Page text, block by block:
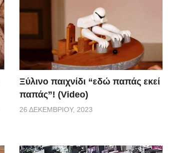
Ξύλινο παιχνίδι “εδώ παπάς εκεί
παπάς”! (Video)
26 ΔΕΚΕΜΒΡΊΟΥ, 2023